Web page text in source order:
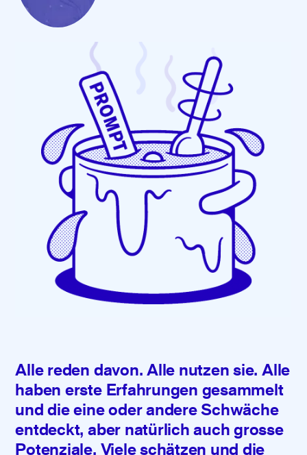
Alle reden davon. Alle nutzen sie. Alle
haben erste Erfahrungen gesammelt
und die eine oder andere Schwäche
entdeckt, aber natürlich auch grosse
Potenziale. Viele schätzen und die